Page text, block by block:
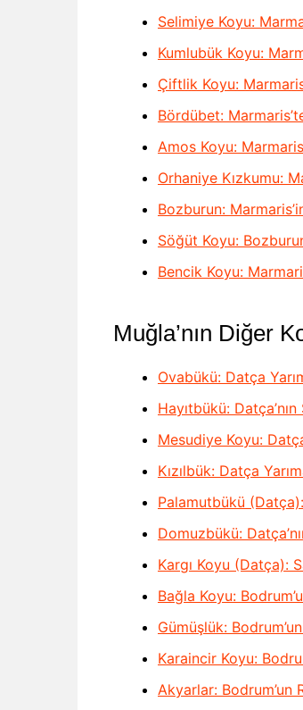
Selimiye Koyu:
Kumlubük Koyu:
Çiftlik Koyu:
Bördübet:
Amos Koyu:
Orhaniye Kızkumu:
Bozburun:
Söğüt Koyu:
Bencik Koyu:
Muğla’nın Diğer
Ovabükü: Datça
Hayıtbükü:
Mesudiye Koyu:
Kızılbük: Datça
Palamutbükü
Domuzbükü:
Kargı Koyu (Datça):
Bağla Koyu:
Gümüşlük:
Karaincir Koyu:
Akyarlar: Bodrum’un